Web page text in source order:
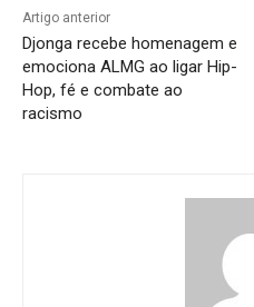
Artigo anterior
Djonga recebe homenagem e
emociona ALMG ao ligar Hip-
Hop, fé e combate ao
racismo